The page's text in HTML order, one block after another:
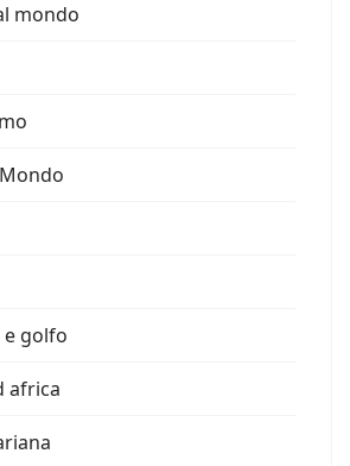
mondo
golfo
africa